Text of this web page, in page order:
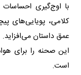
با اوج‌گیری احساسات
کلامی، پویایی‌های
عمق داستان
این صحنه را برای
است.